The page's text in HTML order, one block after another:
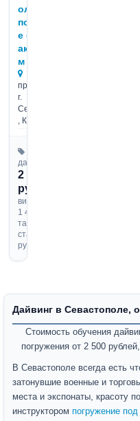
оле,
погружени
е с
акваланго
м
проведения:
г.
Севастополь
, Крым
дайвинга от
2 500
руб.
видеосъемка
1 410 руб.
такси до
старта 400
руб.
Дайвинг в Севастополе,
Стоимость обучения
погружения от 2 500
В Севастополе всегда есть
затонувшие военные и
места и экспонаты, красоту
инструктором погружение